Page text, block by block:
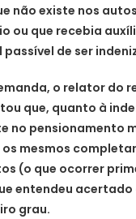
não existe nos
ou que recebia
de ser
o relator do
que, quanto à
no pensionamento
mesmos
(o que ocorrer
entendeu
grau.